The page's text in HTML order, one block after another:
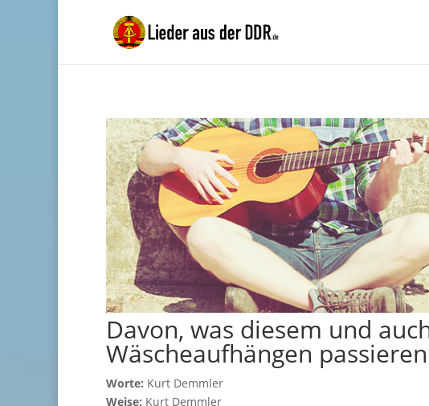
Davon, was diesem und
Wäscheaufhängen
Worte: Kurt Demmler
Weise: Kurt Demmler